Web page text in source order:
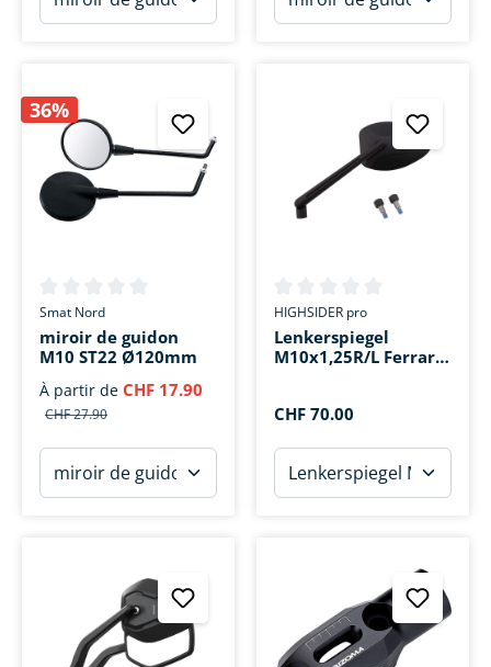
36%
Note moyenne de 0 sur 5 étoiles
Smat Nord
miroir de guidon
M10 ST22 Ø120mm
À partir de CHF 17.90
CHF 27.90
Note moyenne de 0 sur 5
HIGHSIDER pro
Lenkerspiegel
M10x1,25R/L Ferrara
CHF 70.00